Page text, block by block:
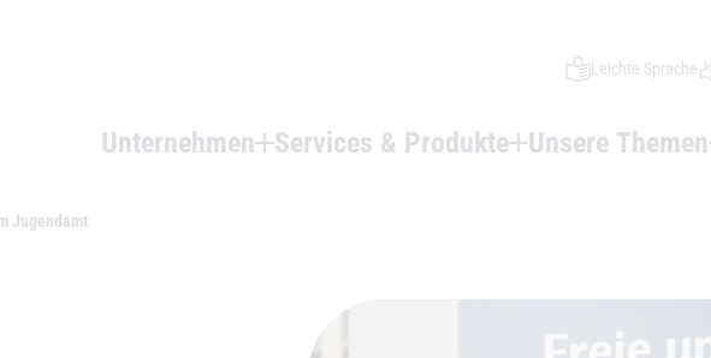
Leichte Sprache
Unternehmen Services & Produkte Unsere Themen
Jugendamt